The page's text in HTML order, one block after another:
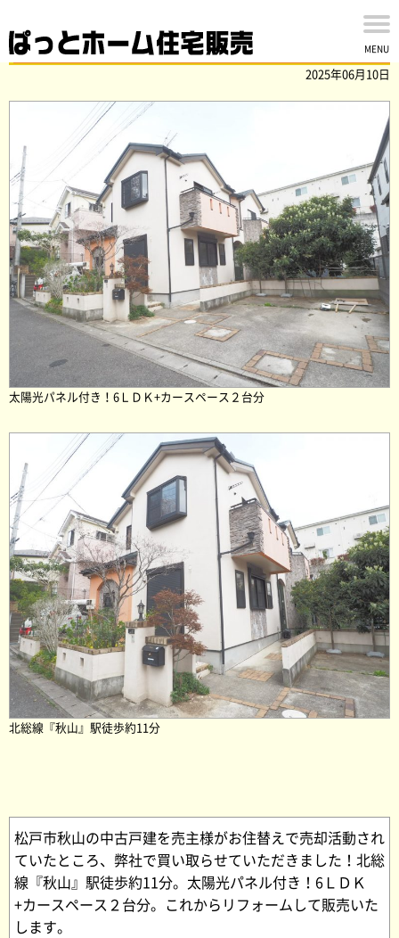
MENU
松戸市秋山の中古戸建を買取ました！
2025年06月10日
太陽光パネル付き！6ＬＤＫ+カースペース２台分
北総線『秋山』駅徒歩約11分
松戸市秋山の中古戸建を売主様がお住替えで売却活動され
ていたところ、弊社で買い取らせていただきました！北総
線『秋山』駅徒歩約11分。太陽光パネル付き！6ＬＤＫ
+カースペース２台分。これからリフォームして販売いた
します。